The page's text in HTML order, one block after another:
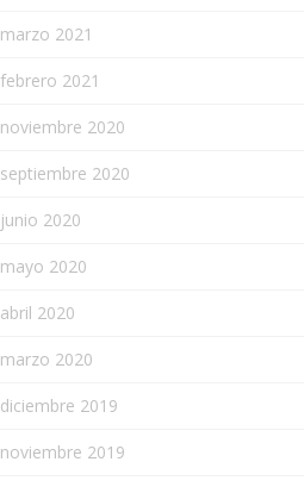
marzo 2021
febrero 2021
noviembre 2020
septiembre 2020
junio 2020
mayo 2020
abril 2020
marzo 2020
diciembre 2019
noviembre 2019